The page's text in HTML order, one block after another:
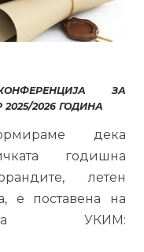
ЗА
2026 ГОДИНА
дека
годишна
летен
е поставена на
на УКИМ: